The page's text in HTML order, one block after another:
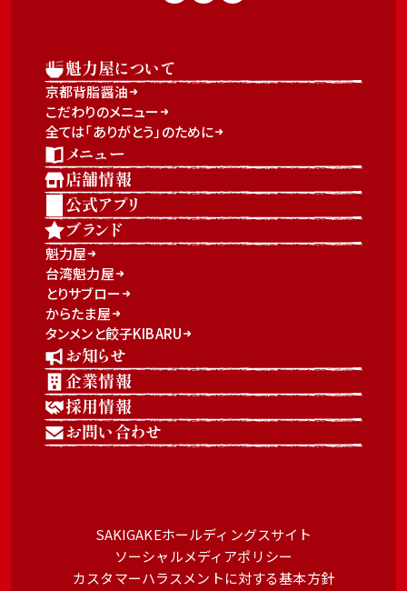
魁力屋について
京都背脂醤油
こだわりのメニュー
全ては「ありがとう」のために
メニュー
店舗情報
公式アプリ
ブランド
魁力屋
台湾魁力屋
とりサブロー
からたま屋
タンメンと餃子KIBARU
お知らせ
企業情報
採用情報
お問い合わせ
SAKIGAKEホールディングスサイト
ソーシャルメディアポリシー
カスタマーハラスメントに対する基本方針